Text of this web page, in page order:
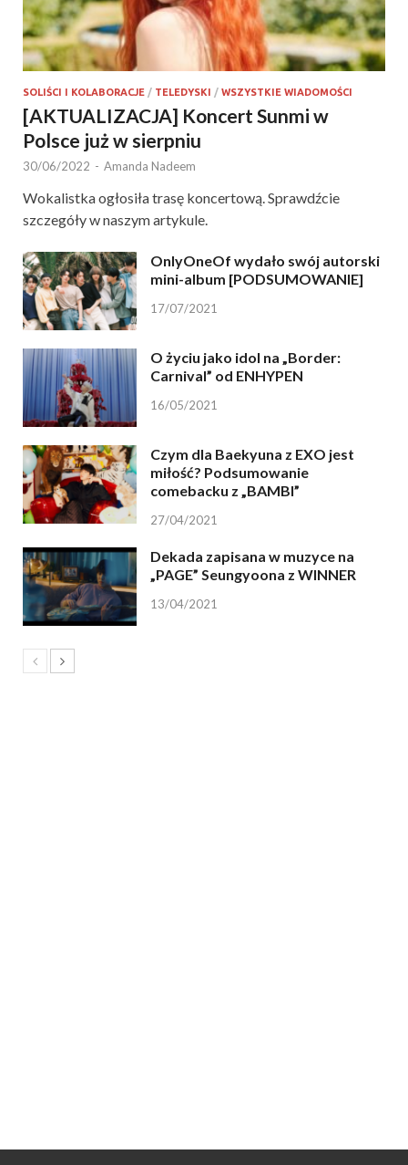
SOLIŚCI I KOLABORACJE / TELEDYSKI / WSZYSTKIE WIADOMOŚCI
[AKTUALIZACJA] Koncert Sunmi w
Polsce już w sierpniu
30/06/2022 - Amanda Nadeem
Wokalistka ogłosiła trasę koncertową. Sprawdźcie
szczegóły w naszym artykule.
OnlyOneOf wydało swój autorski
mini-album [PODSUMOWANIE]
17/07/2021
O życiu jako idol na „Border:
Carnival” od ENHYPEN
16/05/2021
Czym dla Baekyuna z EXO jest
miłość? Podsumowanie
comebacku z „BAMBI”
27/04/2021
Dekada zapisana w muzyce na
„PAGE” Seungyoona z WINNER
13/04/2021